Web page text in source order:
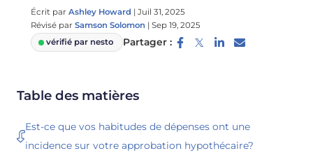
Écrit par Ashley Howard | Juil 31, 2025
Révisé par Samson Solomon | Sep 19, 2025
vérifié par nesto
Partager :
Table des matières
Est-ce que vos habitudes de dépenses ont une
incidence sur votre approbation hypothécaire?